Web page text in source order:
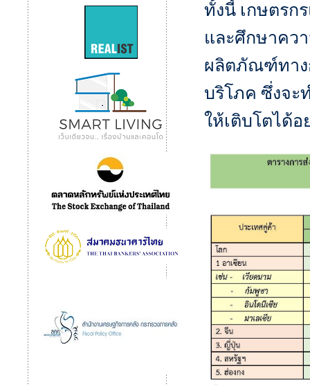
ทั้งนี้ เกษตรก
และศึกษาคว
ผลิตภัณฑ์ทาง
บริโภค ซึ่งจะ
ให้เติบโตได้อ